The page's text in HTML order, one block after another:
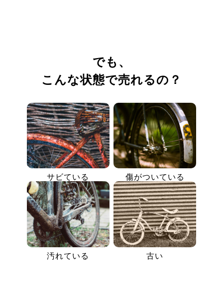
でも、
こんな状態で売れるの？
サビている 傷がついている
汚れている 古い